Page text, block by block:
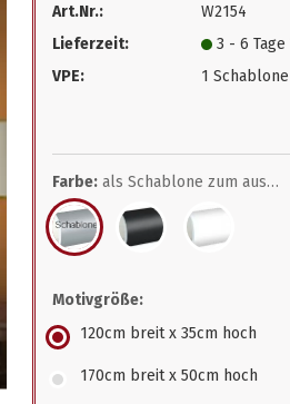
Konto erstellen
Passwort vergessen?
Art.Nr.:
W2154
Lieferzeit:
3 - 6 Tage
VPE:
1 Schablone
Farbe: als Schablone zum ausmalen
Motivgröße:
120cm breit x 35cm hoch
170cm breit x 50cm hoch